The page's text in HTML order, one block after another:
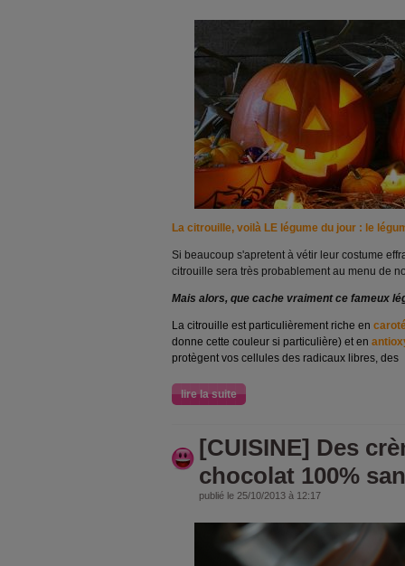
La citrouille, voilà LE légume du jour : le
Si beaucoup s'apretent à vétir leur costume
citrouille sera très probablement au menu de
Mais alors, que cache vraiment ce fameux
La citrouille est particulièrement riche en
donne cette couleur si particulière) et en
protègent vos cellules des radicaux libres, des
lire la suite
[CUISINE] Des
chocolat 100%
publié le 25/10/2013 à 12:17